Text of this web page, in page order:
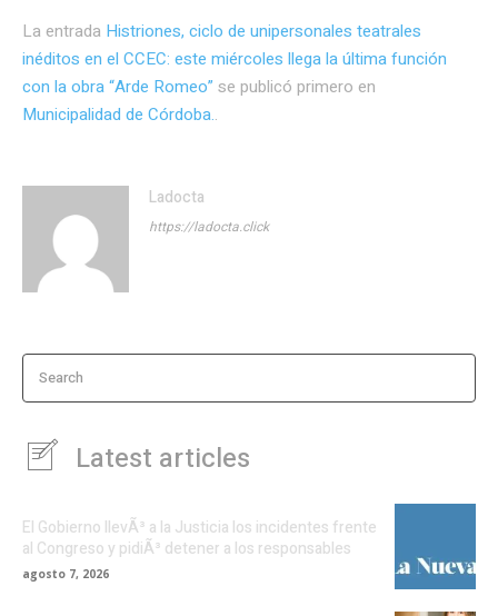
La entrada Histriones, ciclo de unipersonales teatrales
inéditos en el CCEC: este miércoles llega la última función
con la obra “Arde Romeo” se publicó primero en
Municipalidad de Córdoba..
Ladocta
https://ladocta.click
Search
Latest articles
El Gobierno llevÃ³ a la Justicia los incidentes frente
al Congreso y pidiÃ³ detener a los responsables
agosto 7, 2026